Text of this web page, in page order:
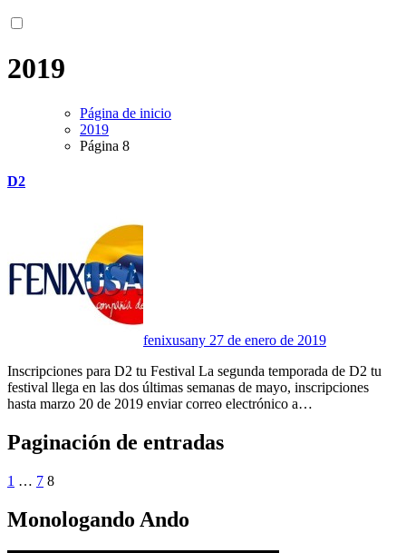
2019
Página de inicio
2019
Página 8
D2
fenixusany 27 de enero de 2019
Inscripciones para D2 tu Festival La segunda temporada de D2 tu
festival llega en las dos últimas semanas de mayo, inscripciones
hasta marzo 20 de 2019 enviar correo electrónico a…
Paginación de entradas
1 … 7 8
Monologando Ando